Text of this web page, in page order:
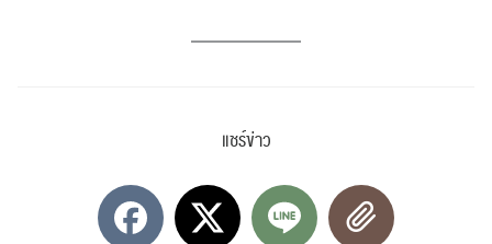
แชร์ข่าว